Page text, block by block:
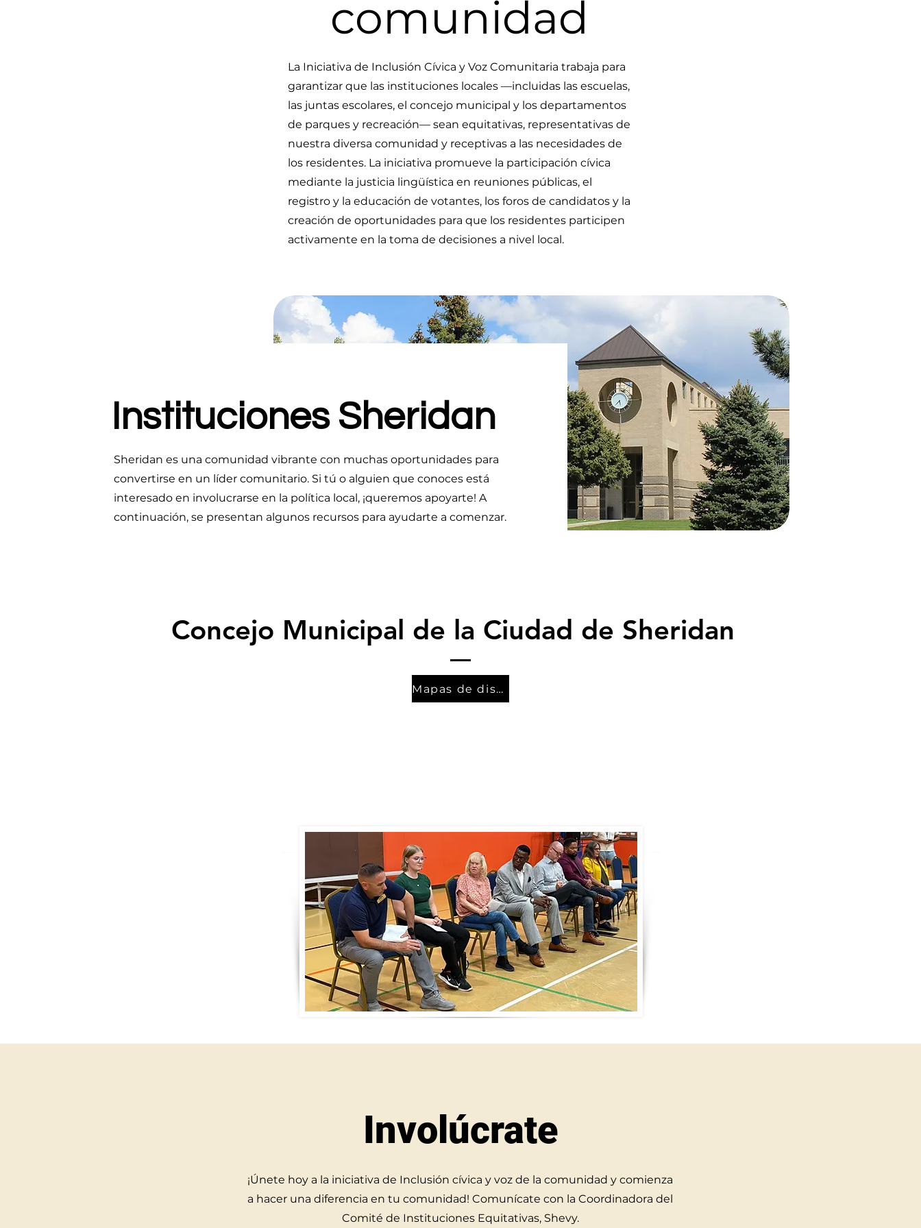
comunidad
La Iniciativa de Inclusión Cívica y Voz Comunitaria trabaja para
garantizar que las instituciones locales —incluidas las escuelas,
las juntas escolares, el concejo municipal y los departamentos
de parques y recreación— sean equitativas, representativas de
nuestra diversa comunidad y receptivas a las necesidades de
los residentes. La iniciativa promueve la participación cívica
mediante la justicia lingüística en reuniones públicas, el
registro y la educación de votantes, los foros de candidatos y la
creación de oportunidades para que los residentes participen
activamente en la toma de decisiones a nivel local.
Instituciones Sheridan
Sheridan es una comunidad vibrante con muchas oportunidades para
convertirse en un líder comunitario. Si tú o alguien que conoces está
interesado en involucrarse en la política local, ¡queremos apoyarte! A
continuación, se presentan algunos recursos para ayudarte a comenzar.
Concejo Municipal de la Ciudad de Sheridan
Mapas de distrito
Involúcrate
¡Únete hoy a la iniciativa de Inclusión cívica y voz de la comunidad y comienza
a hacer una diferencia en tu comunidad! Comunícate con la Coordinadora del
Comité de Instituciones Equitativas, Shevy.